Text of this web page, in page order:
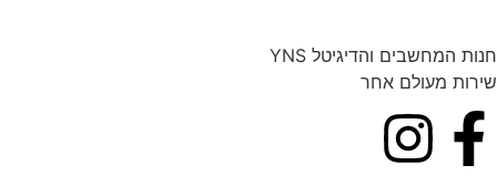
חנות המחשבים והדיגיטל YNS
שירות מעולם אחר